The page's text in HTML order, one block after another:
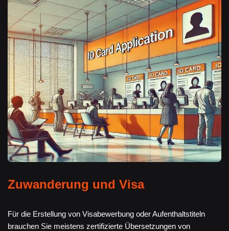
Zuwanderung und Visa
Für die Erstellung von Visabewerbung oder Aufenthaltstiteln
brauchen Sie meistens zertifizierte Übersetzungen von